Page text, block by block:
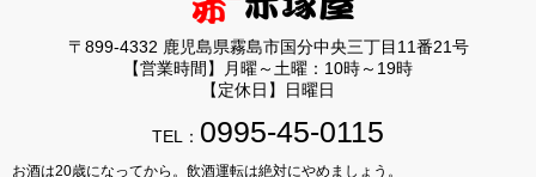
〒899-4332 鹿児島県霧島市国分中央三丁目11番21号
【営業時間】月曜～土曜：10時～19時
【定休日】日曜日
TEL： 0995-45-0115
お酒は20歳になってから。飲酒運転は絶対にやめましょう。